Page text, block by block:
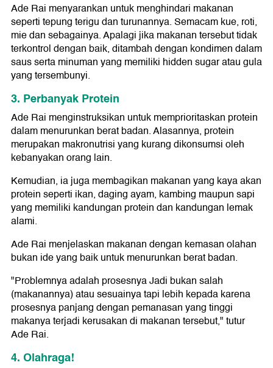
Ade Rai menyarankan untuk menghindari makanan
seperti tepung terigu dan turunannya. Semacam kue, roti,
mie dan sebagainya. Apalagi jika makanan tersebut tidak
terkontrol dengan baik, ditambah dengan kondimen dalam
saus serta minuman yang memiliki hidden sugar atau gula
yang tersembunyi.
3. Perbanyak Protein
Ade Rai menginstruksikan untuk memprioritaskan protein
dalam menurunkan berat badan. Alasannya, protein
merupakan makronutrisi yang kurang dikonsumsi oleh
kebanyakan orang lain.
Kemudian, ia juga membagikan makanan yang kaya akan
protein seperti ikan, daging ayam, kambing maupun sapi
yang memiliki kandungan protein dan kandungan lemak
alami.
Ade Rai menjelaskan makanan dengan kemasan olahan
bukan ide yang baik untuk menurunkan berat badan.
"Problemnya adalah prosesnya Jadi bukan salah
(makanannya) atau sesuainya tapi lebih kepada karena
prosesnya panjang dengan pemanasan yang tinggi
makanya terjadi kerusakan di makanan tersebut," tutur
Ade Rai.
4. Olahraga!